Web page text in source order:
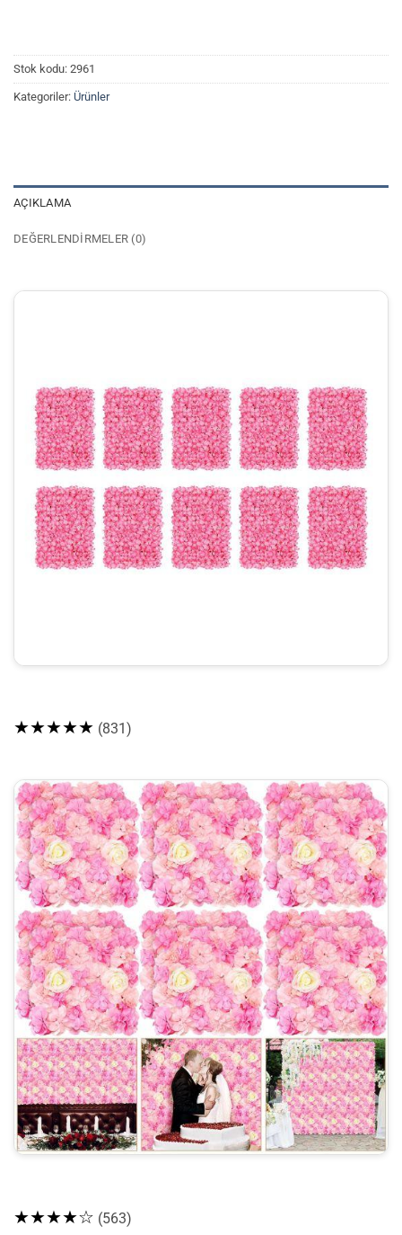
Stok kodu: 2961
Kategoriler: Ürünler
AÇIKLAMA
DEĞERLENDIRMELER (0)
★★★★★ (831)
★★★★☆ (563)